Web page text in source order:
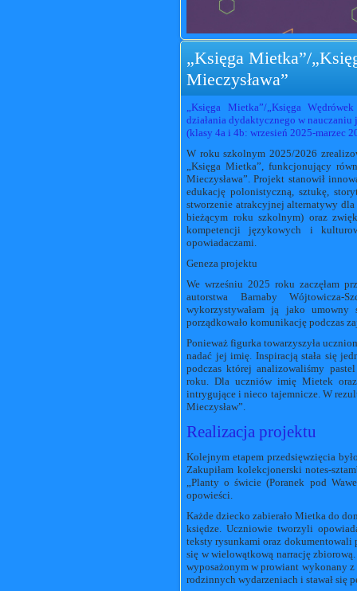
„Księga Mietka”/
Mieczysława”
„Księga Mietka”/„Księga
działania dydaktycznego w
(klasy 4a i 4b: wrzesień 2025-marzec
W roku szkolnym 2025/2026
„Księga Mietka”, funkcjonujący
Mieczysława”. Projekt stanowił
edukację polonistyczną, sztukę,
stworzenie atrakcyjnej alternatywy
bieżącym roku szkolnym) oraz
kompetencji językowych i
opowiadaczami.
Geneza projektu
We wrześniu 2025 roku zaczęłam
autorstwa Barnaby
wykorzystywałam ją jako
porządkowało komunikację podczas
Ponieważ figurka towarzyszyła
nadać jej imię. Inspiracją stała się
podczas której analizowaliśmy
roku. Dla uczniów imię Mietek
intrygujące i nieco tajemnicze. W
Mieczysław”.
Realizacja projektu
Kolejnym etapem przedsięwzięcia
Zakupiłam kolekcjonerski notes-
„Planty o świcie (Poranek pod
opowieści.
Każde dziecko zabierało Mietka do
księdze. Uczniowie tworzyli
teksty rysunkami oraz dokumentowali
się w wielowątkową narrację
wyposażonym w prowiant wykonany z
rodzinnych wydarzeniach i stawał się